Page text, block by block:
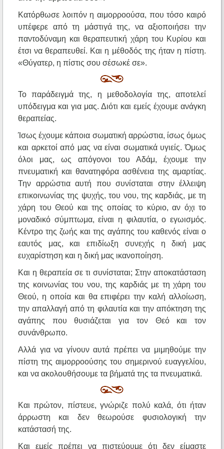
Κατόρθωσε λοιπόν η αιμορροούσα, που τόσο καιρό
υπέφερε από τη μάστιγά της, να αξιοποιήσει την
παντοδύναμη και θεραπευτική χάρη του Κυρίου και
έτσι να θεραπευθεί. Και η μέθοδός της ήταν η πίστη.
«Θύγατερ, η πίστις σου σέσωκέ σε».
Το παράδειγμά της, η μεθοδολογία της, αποτελεί
υπόδειγμα και για μας. Διότι και εμείς έχουμε ανάγκη
θεραπείας.
Ίσως έχουμε κάποια σωματική αρρώστια, ίσως όμως
και αρκετοί από μας να είναι σωματικά υγιείς. Όμως
όλοι μας, ως απόγονοι του Αδάμ, έχουμε την
πνευματική και θανατηφόρα ασθένεια της αμαρτίας.
Την αρρώστια αυτή που συνίσταται στην έλλειψη
επικοινωνίας της ψυχής, του νου, της καρδιάς, με τη
χάρη του Θεού και της οποίας το κύριο, αν όχι το
μοναδικό σύμπτωμα, είναι η φιλαυτία, ο εγωισμός.
Κέντρο της ζωής και της αγάπης του καθενός είναι ο
εαυτός μας, και επιδίωξη συνεχής η δική μας
ευχαρίστηση και η δική μας ικανοποίηση.
Και η θεραπεία σε τι συνίσταται; Στην αποκατάσταση
της κοινωνίας του νου, της καρδιάς με τη χάρη του
Θεού, η οποία και θα επιφέρει την καλή αλλοίωση,
την απαλλαγή από τη φιλαυτία και την απόκτηση της
αγάπης που θυσιάζεται για τον Θεό και τον
συνάνθρωπο.
Αλλά για να γίνουν αυτά πρέπει να μιμηθούμε την
πίστη της αιμορροούσης του σημερινού ευαγγελίου,
και να ακολουθήσουμε τα βήματά της τα πνευματικά.
Και πρώτον, πίστευε, γνώριζε πολύ καλά, ότι ήταν
άρρωστη και δεν θεωρούσε φυσιολογική την
κατάστασή της.
Και εμείς πρέπει να πιστεύουμε ότι δεν είμαστε